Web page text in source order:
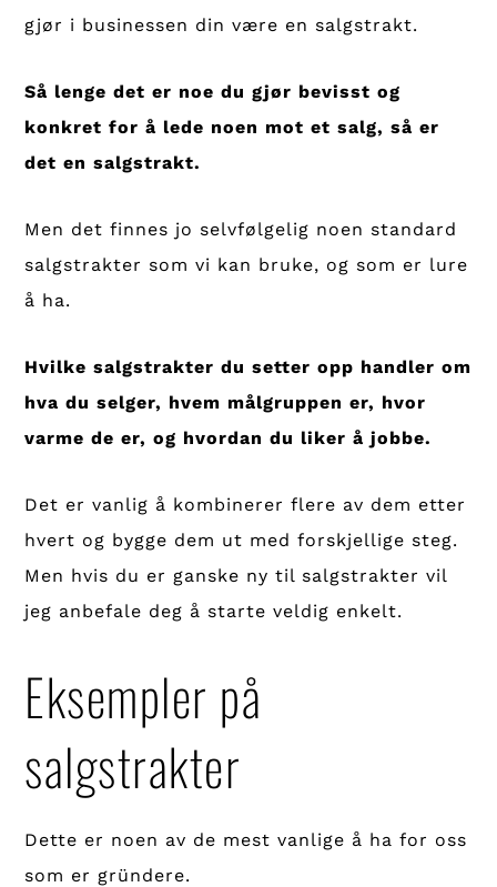
gjør i businessen din være en salgstrakt.
Så lenge det er noe du gjør bevisst og
konkret for å lede noen mot et salg, så er
det en salgstrakt.
Men det finnes jo selvfølgelig noen standard
salgstrakter som vi kan bruke, og som er lure
å ha.
Hvilke salgstrakter du setter opp handler om
hva du selger, hvem målgruppen er, hvor
varme de er, og hvordan du liker å jobbe.
Det er vanlig å kombinerer flere av dem etter
hvert og bygge dem ut med forskjellige steg.
Men hvis du er ganske ny til salgstrakter vil
jeg anbefale deg å starte veldig enkelt.
Eksempler på
salgstrakter
Dette er noen av de mest vanlige å ha for oss
som er gründere.